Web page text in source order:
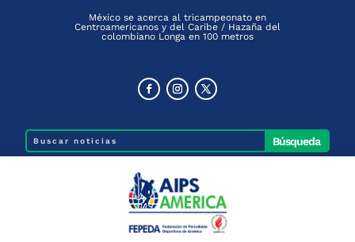
México se acerca al tricampeonato en
Centroamericanos y del Caribe / Hazaña del
colombiano Longa en 100 metros